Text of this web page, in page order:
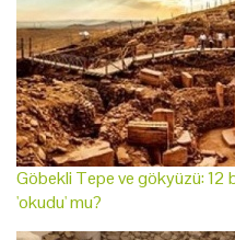
Göbekli Tepe ve gökyüzü: 12
'okudu' mu?